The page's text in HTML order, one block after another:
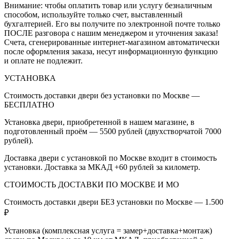
Внимание: чтобы оплатить товар или услугу безналичным
способом, используйте только счет, выставленный
бухгалтерией. Его вы получите по электронной почте только
ПОСЛЕ разговора с нашим менеджером и уточнения заказа!
Счета, сгенерированные интернет-магазином автоматически
после оформления заказа, несут информационную функцию
и оплате не подлежит.
УСТАНОВКА
Стоимость доставки двери без установки по Москве —
БЕСПЛАТНО
Установка двери, приобретенной в нашем магазине, в
подготовленный проём — 5500 рублей (двухстворчатой 7000
рублей).
Доставка двери с установкой по Москве входит в стоимость
установки. Доставка за МКАД +60 рублей за километр.
СТОИМОСТЬ ДОСТАВКИ ПО МОСКВЕ И МО
Стоимость доставки двери БЕЗ установки по Москве — 1.500
₽
Установка (комплексная услуга = замер+доставка+монтаж)